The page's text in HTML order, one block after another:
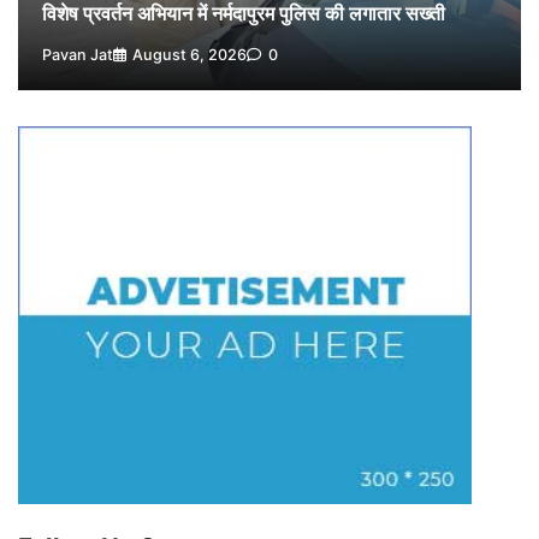
विशेष प्रवर्तन अभियान में नर्मदापुरम पुलिस की सख्त कार्रवाई
Pavan Jat
विशेष प्रवर्तन अभियान में नर्मदापुरम पुलिस की लगातार सख्ती
Pavan Jat August 6, 2026 0